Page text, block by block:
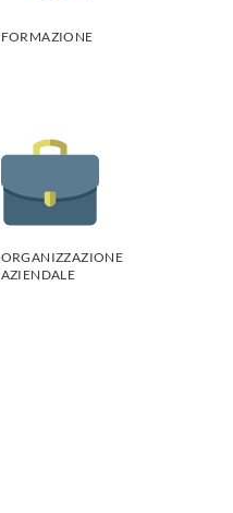
FORMAZIONE
ORGANIZZAZIONE
AZIENDALE